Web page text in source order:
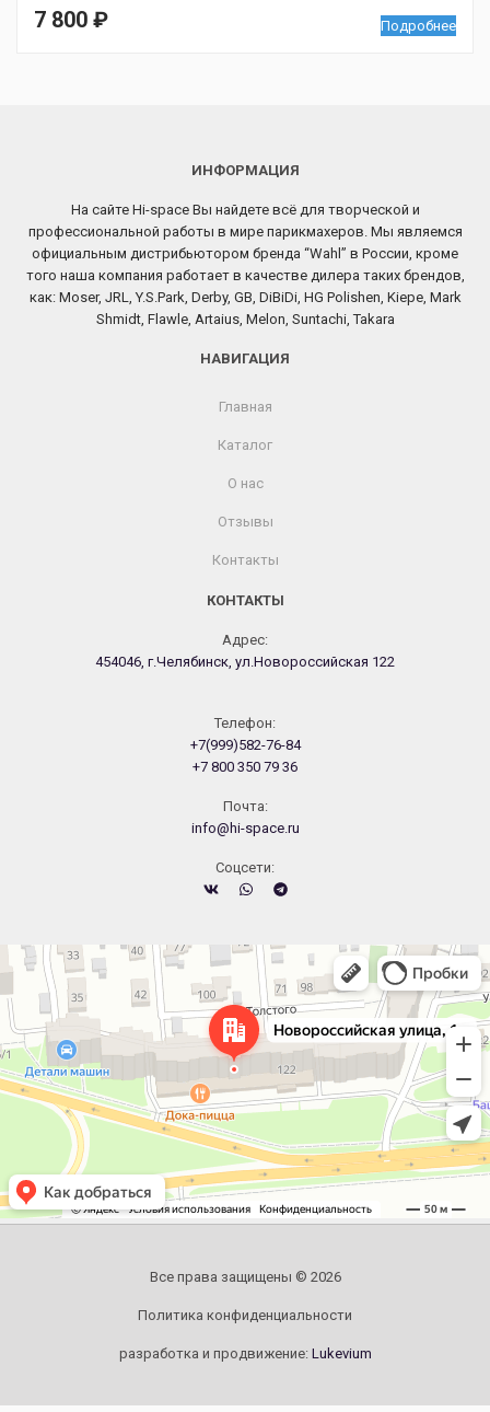
7 800 ₽ Подробнее
ИНФОРМАЦИЯ
На сайте Hi-space Вы найдете всё для творческой и
профессиональной работы в мире парикмахеров. Мы являемся
официальным дистрибьютором бренда “Wahl” в России, кроме
того наша компания работает в качестве дилера таких брендов,
как: Moser, JRL, Y.S.Park, Derby, GB, DiBiDi, HG Polishen, Kiepe, Mark
Shmidt, Flawle, Artaius, Melon, Suntachi, Takara
НАВИГАЦИЯ
Главная
Каталог
О нас
Отзывы
Контакты
КОНТАКТЫ
Адрес:
454046, г.Челябинск, ул.Новороссийская 122
Телефон:
+7(999)582-76-84
+7 800 350 79 36
Почта:
info@hi-space.ru
Cоцсети:
Челябинск
Новороссийская улица, 122 — Яндекс.Карты
Все права защищены © 2026
Политика конфиденциальности
разработка и продвижение: Lukevium